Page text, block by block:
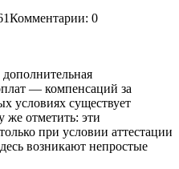
Комментарии: 0
— компенсаций за
условиях существует
же отметить: эти
при условии аттестации
возникают непростые